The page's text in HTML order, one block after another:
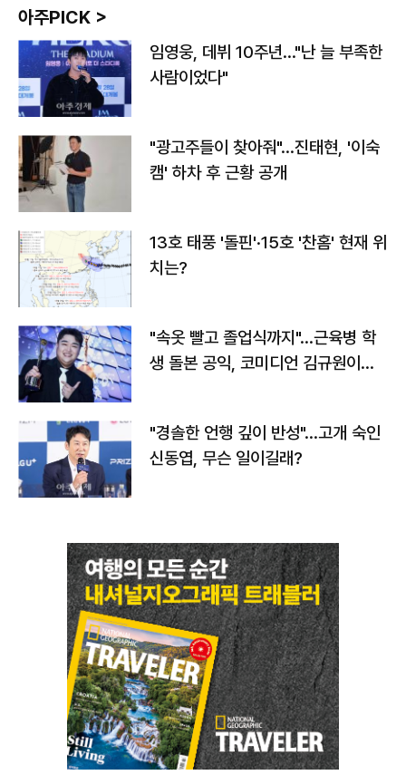
아주PICK >
임영웅, 데뷔 10주년…"난 늘 부족한
사람이었다"
"광고주들이 찾아줘"…진태현, '이숙
캠' 하차 후 근황 공개
13호 태풍 '돌핀'·15호 '찬홈' 현재 위
치는?
"속옷 빨고 졸업식까지"…근육병 학
생 돌본 공익, 코미디언 김규원이었
"경솔한 언행 깊이 반성"…고개 숙인
신동엽, 무슨 일이길래?